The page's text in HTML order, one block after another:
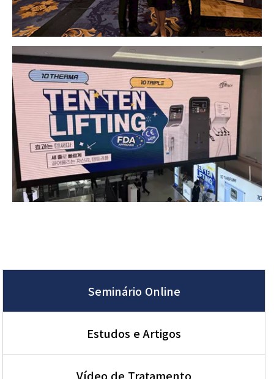
Seminário Online
Estudos e Artigos
Vídeo de Tratamento